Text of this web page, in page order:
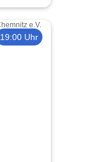
19:00 Uhr